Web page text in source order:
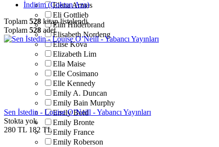
Elena Armas
Eli Gottlieb
Elin Hilderbrand
Elisabeth Nordeng
Elise Kova
Elizabeth Lim
Ella Maise
Elle Cosimano
Elle Kennedy
Emily A. Duncan
Emily Bain Murphy
Emily Bold
Emily Bronte
Emily France
Emily Roberson
İndirim (Çoktan Aza)
Toplam 528 kitap listelendi
Toplam 528 adet
Sen İstedin - Louise O’Neill - Yabancı Yayınları
Stokta yok
280 TL 182 TL